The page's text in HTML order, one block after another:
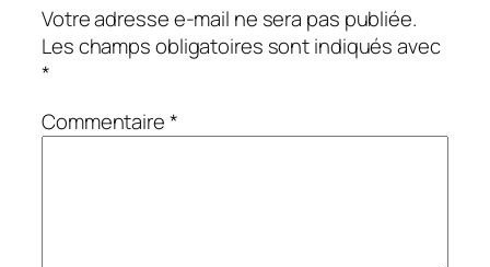
Votre adresse e-mail ne sera pas publiée.
Les champs obligatoires sont indiqués avec
*
Commentaire*